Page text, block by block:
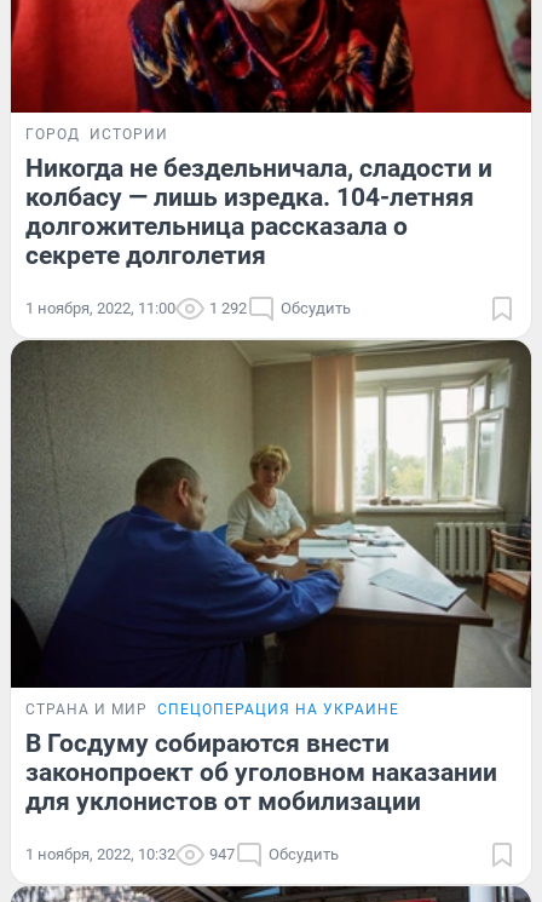
ГОРОД ИСТОРИИ
Никогда не бездельничала, сладости и
колбасу — лишь изредка. 104-летняя
долгожительница рассказала о
секрете долголетия
1 ноября, 2022, 11:00 1 292 Обсудить
СТРАНА И МИР СПЕЦОПЕРАЦИЯ НА УКРАИНЕ
В Госдуму собираются внести
законопроект об уголовном наказании
для уклонистов от мобилизации
1 ноября, 2022, 10:32 947 Обсудить